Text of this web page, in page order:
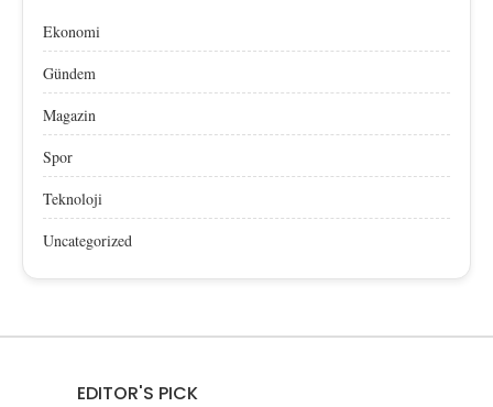
Ekonomi
Gündem
Magazin
Spor
Teknoloji
Uncategorized
EDITOR'S PICK